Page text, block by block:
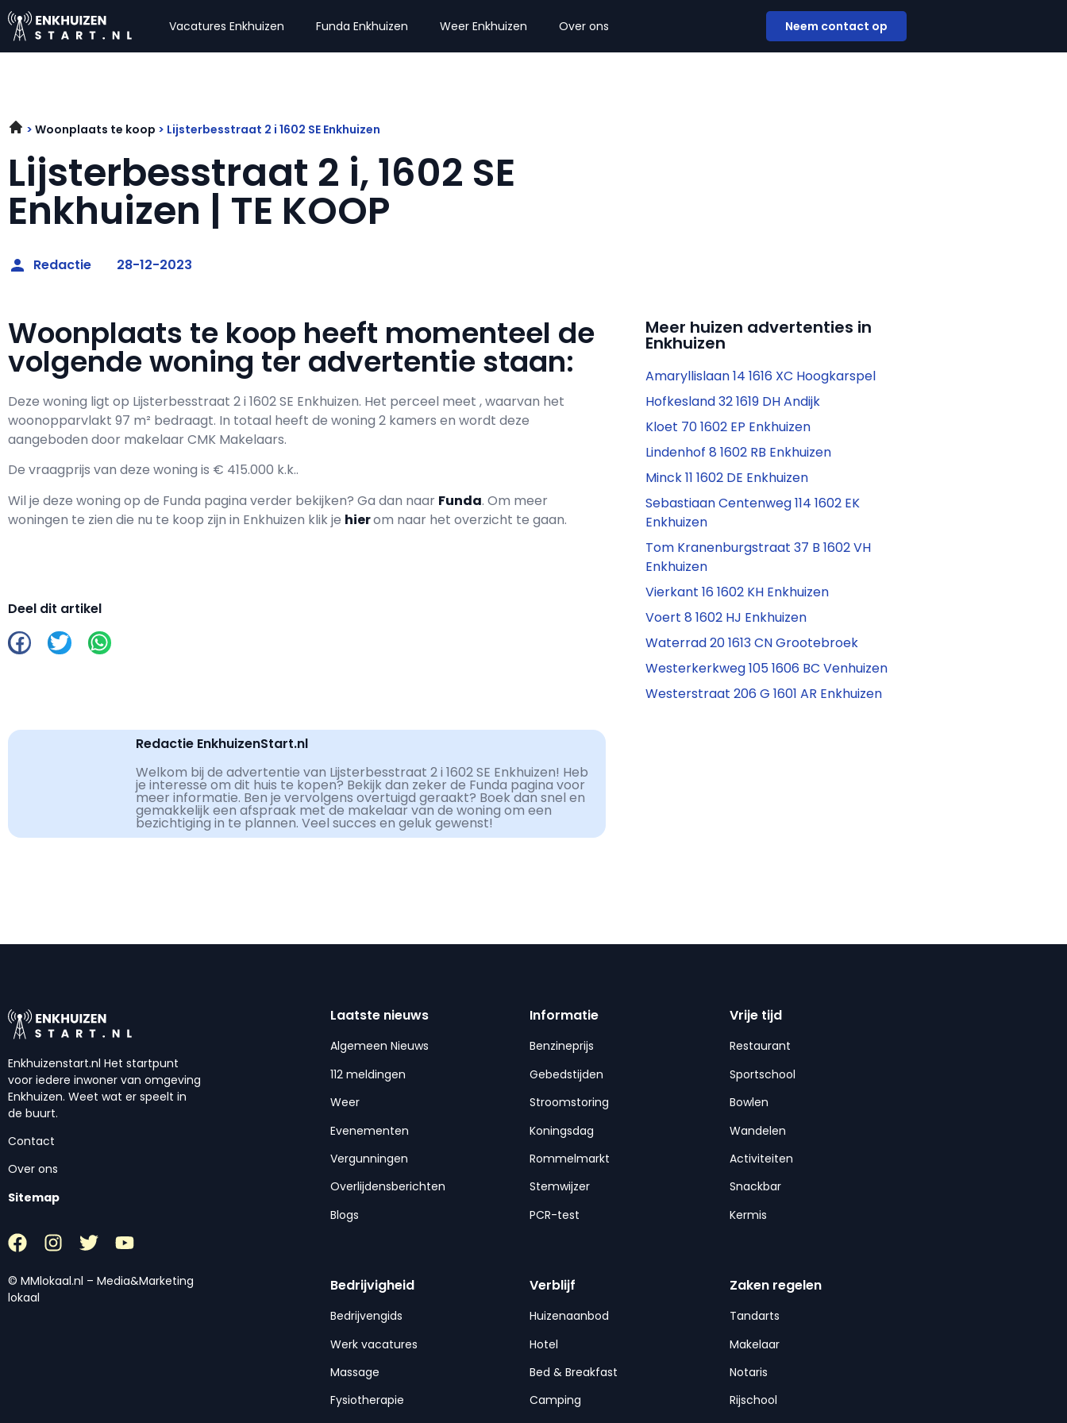
Vacatures Enkhuizen Funda Enkhuizen Weer Enkhuizen Over ons Neem contact op
Woonplaats te koop Lijsterbesstraat 2 i 1602 SE Enkhuizen
Lijsterbesstraat 2 i, 1602 SE
Enkhuizen | TE KOOP
Redactie 28-12-2023
Woonplaats te koop heeft momenteel de
volgende woning ter advertentie staan:
Deze woning ligt op Lijsterbesstraat 2 i 1602 SE Enkhuizen. Het perceel meet , waarvan het
woonopparvlakt 97 m² bedraagt. In totaal heeft de woning 2 kamers en wordt deze
aangeboden door makelaar CMK Makelaars.
De vraagprijs van deze woning is € 415.000 k.k..
Wil je deze woning op de Funda pagina verder bekijken? Ga dan naar Funda. Om meer
woningen te zien die nu te koop zijn in Enkhuizen klik je hierom naar het overzicht te gaan.
Deel dit artikel
Redactie EnkhuizenStart.nl
Welkom bij de advertentie van Lijsterbesstraat 2 i 1602 SE Enkhuizen! Heb
je interesse om dit huis te kopen? Bekijk dan zeker de Funda pagina voor
meer informatie. Ben je vervolgens overtuigd geraakt? Boek dan snel en
gemakkelijk een afspraak met de makelaar van de woning om een
bezichtiging in te plannen. Veel succes en geluk gewenst!
Meer huizen advertenties in
Enkhuizen
Amaryllislaan 14 1616 XC Hoogkarspel
Hofkesland 32 1619 DH Andijk
Kloet 70 1602 EP Enkhuizen
Lindenhof 8 1602 RB Enkhuizen
Minck 11 1602 DE Enkhuizen
Sebastiaan Centenweg 114 1602 EK
Enkhuizen
Tom Kranenburgstraat 37 B 1602 VH
Enkhuizen
Vierkant 16 1602 KH Enkhuizen
Voert 8 1602 HJ Enkhuizen
Waterrad 20 1613 CN Grootebroek
Westerkerkweg 105 1606 BC Venhuizen
Westerstraat 206 G 1601 AR Enkhuizen
Enkhuizenstart.nl Het startpunt
voor iedere inwoner van omgeving
Enkhuizen. Weet wat er speelt in
de buurt.
Contact
Over ons
Sitemap
© MMlokaal.nl – Media&Marketing
lokaal
Laatste nieuws
Algemeen Nieuws
112 meldingen
Weer
Evenementen
Vergunningen
Overlijdensberichten
Blogs
Informatie
Benzineprijs
Gebedstijden
Stroomstoring
Koningsdag
Rommelmarkt
Stemwijzer
PCR-test
Vrije tijd
Restaurant
Sportschool
Bowlen
Wandelen
Activiteiten
Snackbar
Kermis
Bedrijvigheid
Bedrijvengids
Werk vacatures
Massage
Fysiotherapie
Verblijf
Huizenaanbod
Hotel
Bed & Breakfast
Camping
Zaken regelen
Tandarts
Makelaar
Notaris
Rijschool